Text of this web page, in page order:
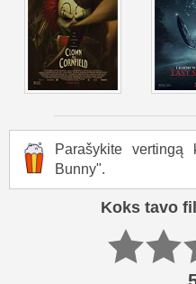
Parašykite
Bunny".